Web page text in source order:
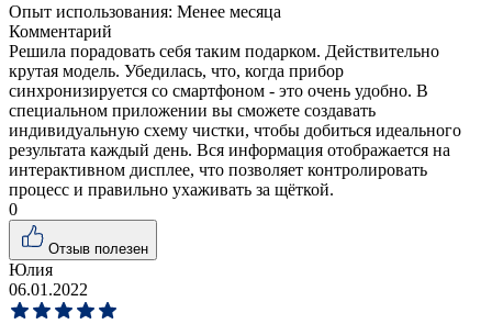
Опыт использования: Менее месяца
Комментарий
Решила порадовать себя таким подарком. Действительно
крутая модель. Убедилась, что, когда прибор
синхронизируется со смартфоном - это очень удобно. В
специальном приложении вы сможете создавать
индивидуальную схему чистки, чтобы добиться идеального
результата каждый день. Вся информация отображается на
интерактивном дисплее, что позволяет контролировать
процесс и правильно ухаживать за щёткой.
0
Отзыв полезен
Юлия
06.01.2022